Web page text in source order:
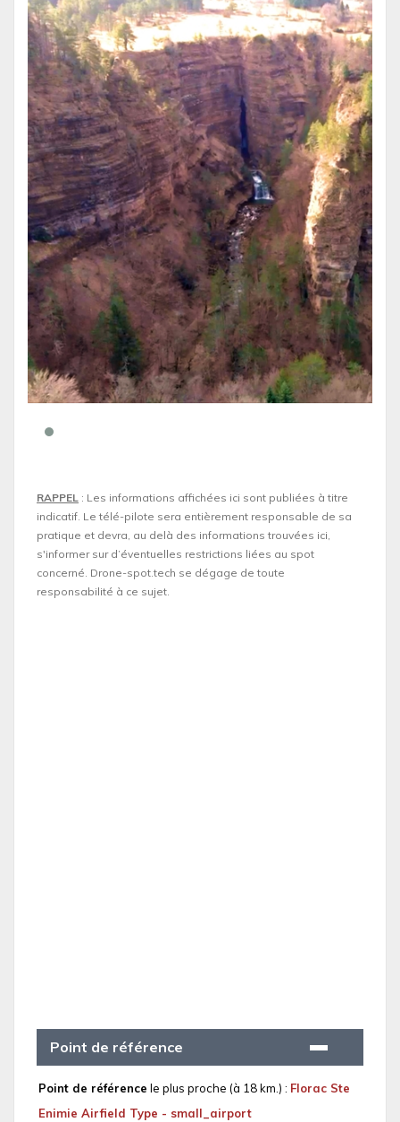
RAPPEL : Les informations affichées ici sont publiées à titre
indicatif. Le télé-pilote sera entièrement responsable de sa
pratique et devra, au delà des informations trouvées ici,
s'informer sur d’éventuelles restrictions liées au spot
concerné. Drone-spot.tech se dégage de toute
responsabilité à ce sujet.
Point de référence
Point de référence le plus proche (à 18 km.) : Florac Ste
Enimie Airfield Type - small_airport